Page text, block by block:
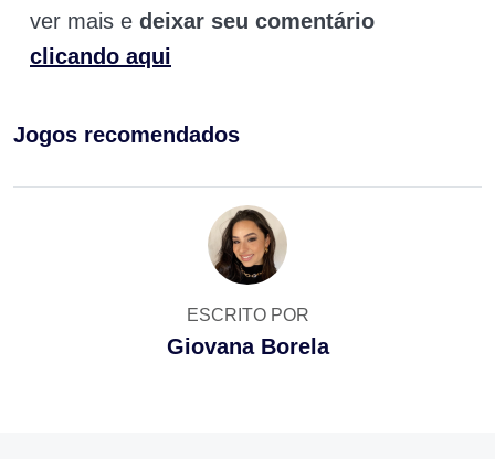
ver mais e deixar seu comentário
clicando aqui
Jogos recomendados
ESCRITO POR
Giovana Borela